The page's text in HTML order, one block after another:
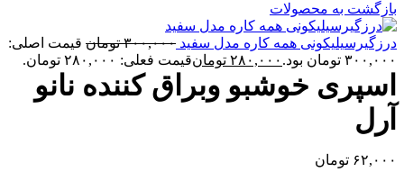
بازگشت به محصولات
درزگیرسیلیکونی همه کاره مدل سفید ۳۰۰,۰۰۰ تومان قیمت اصلی:
۳۰۰,۰۰۰ تومان بود.
۲۸۰,۰۰۰ تومانقیمت فعلی: ۲۸۰,۰۰۰ تومان.
اسپری خوشبو وبراق کننده نانو
آرل
۶۲,۰۰۰ تومان